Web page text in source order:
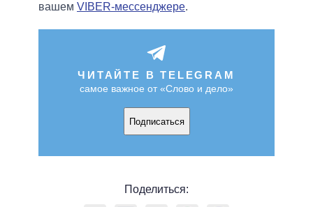
вашем VIBER-мессенджере.
ЧИТАЙТЕ В TELEGRAM
самое важное от «Слово и дело»
Подписаться
Поделиться: